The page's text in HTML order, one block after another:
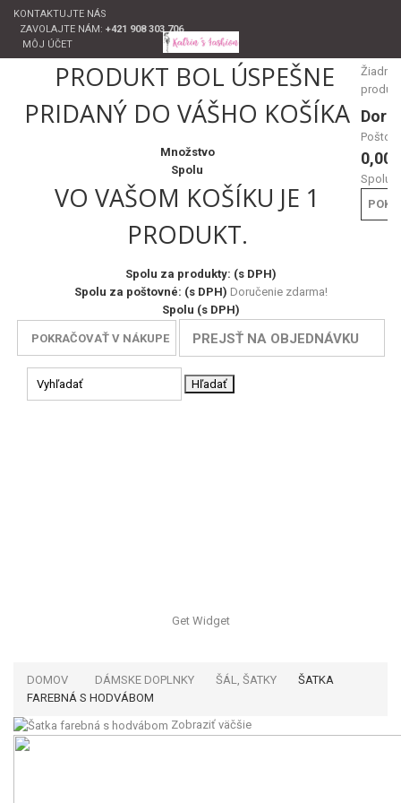
KONTAKTUJTE NÁS
ZAVOLAJTE NÁM: +421 908 303 706
MÔJ ÚČET
Žiadne
0,00
Spolu
PRODUKT BOL ÚSPEŠNE
PRIDANÝ DO VÁŠHO KOŠÍKA
Množstvo
Spolu
VO VAŠOM KOŠÍKU JE 1
PRODUKT.
Spolu za produkty: (s DPH)
Spolu za poštovné: (s DPH) Doručenie zdarma!
Spolu (s DPH)
POKRAČOVAŤ V NÁKUPE PREJSŤ NA OBJEDNÁVKU
Hľadať
Get Widget
DOMOV DÁMSKE DOPLNKY ŠÁL, ŠATKY
ŠATKA
FAREBNÁ S HODVÁBOM
Zobraziť väčšie